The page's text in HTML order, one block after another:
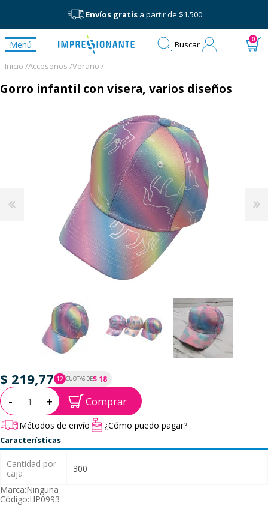
Envíos gratisa partir de $1.500
Menú Buscar 0
Inicio /Accesorios /Verano /
Gorro infantil con visera, varios diseños
$ 219,77 12 CUOTAS DE$ 18
P.T.F. $ 220
Cantidad:
- + Comprar
Métodos de envío ¿Cómo puedo pagar?
Características
Cantidad por
caja
300
Marca:Ninguna
Código:HP0993